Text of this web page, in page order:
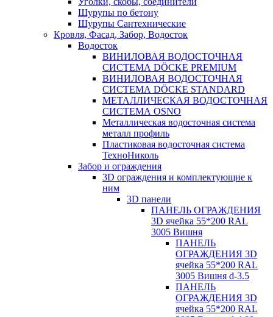
Шурупы по бетону
Шурупы Сантехнические
Кровля, Фасад, Забор, Водосток
Водосток
ВИНИЛОВАЯ ВОДОСТОЧНАЯ
СИСТЕМА DÖCKE PREMIUM
ВИНИЛОВАЯ ВОДОСТОЧНАЯ
СИСТЕМА DÖCKE STANDARD
МЕТАЛЛИЧЕСКАЯ ВОДОСТОЧНАЯ
СИСТЕМА OSNO
Металлическая водосточная система
металл профиль
Пластиковая водосточная система
ТехноНиколь
Забор и ограждения
3D ограждения и комплектующие к
ним
3D панели
ПАНЕЛЬ ОГРАЖДЕНИЯ
3D ячейка 55*200 RAL
3005 Вишня
ПАНЕЛЬ
ОГРАЖДЕНИЯ 3D
ячейка 55*200 RAL
3005 Вишня d-3.5
ПАНЕЛЬ
ОГРАЖДЕНИЯ 3D
ячейка 55*200 RAL